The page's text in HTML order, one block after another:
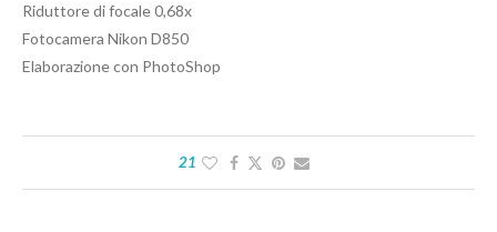
Riduttore di focale 0,68x
Fotocamera Nikon D850
Elaborazione con PhotoShop
21